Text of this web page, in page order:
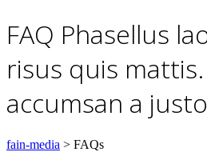
FAQ Phasellus
risus quis
accumsan a
fain-media > FAQs